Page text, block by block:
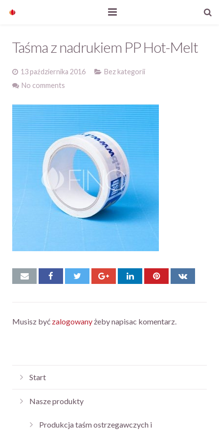
O firmie
Aktualności
Kontakt
Taśma z nadrukiem PP Hot-Melt
13 października 2016
Bez kategorii
No comments
Musisz być zalogowanyżeby napisac komentarz.
Start
Nasze produkty
Produkcja taśm ostrzegawczych i